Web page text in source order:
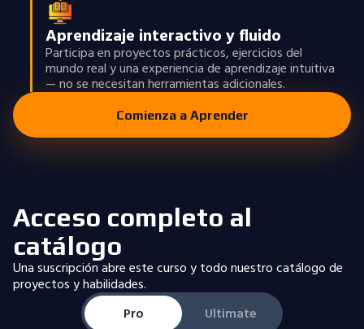
Aprendizaje interactivo y fluido
Participa en proyectos prácticos, ejercicios del
mundo real y una experiencia de aprendizaje intuitiva
— no se necesitan herramientas adicionales.
Comienza a Aprender
Acceso completo al
catálogo
Una suscripción abre este curso y todo nuestro catálogo de
proyectos y habilidades.
Pro
Ultimate